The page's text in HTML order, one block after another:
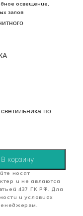
освещение
залов
по
В корзину
носят
и не являются
437 ГК РФ. Для
и условиях